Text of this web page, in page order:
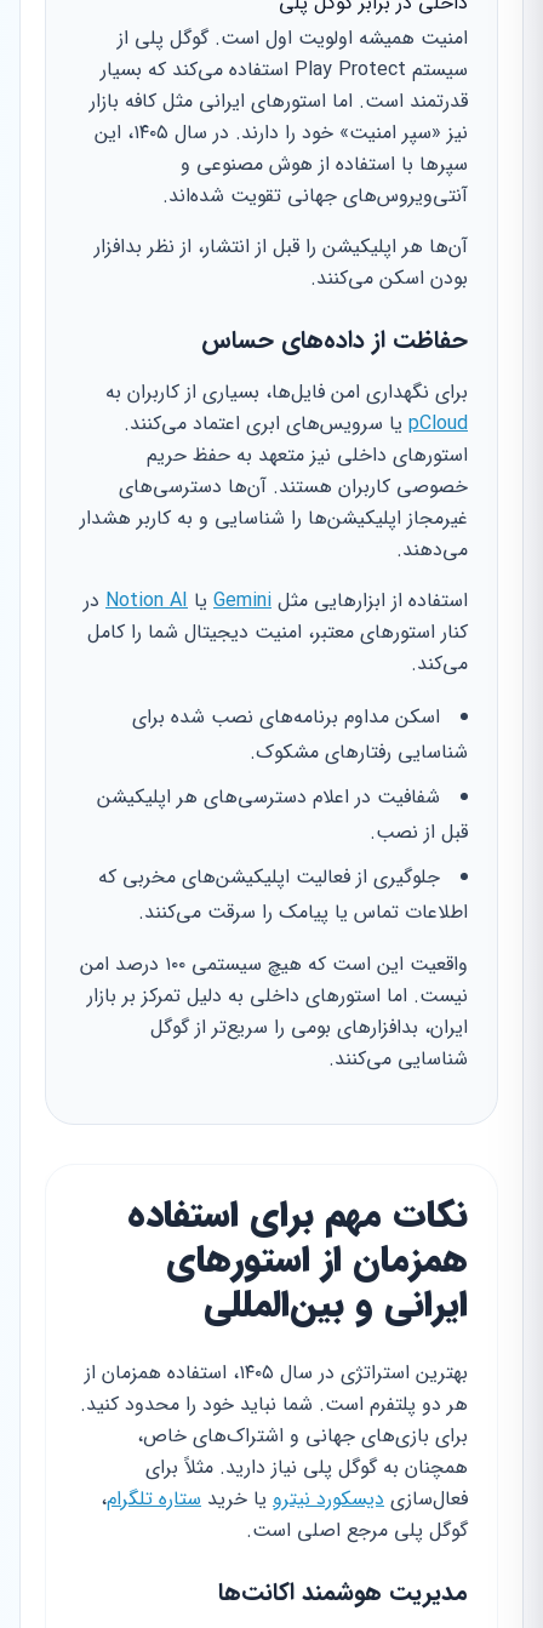
امنیت همیشه اولویت اول است. گوگل پلی از
سیستم Play Protect استفاده می‌کند که بسیار
قدرتمند است. اما استورهای ایرانی مثل کافه بازار
نیز «سپر امنیت» خود را دارند. در سال ۱۴۰۵، این
سپرها با استفاده از هوش مصنوعی و
آنتی‌ویروس‌های جهانی تقویت شده‌اند.
آن‌ها هر اپلیکیشن را قبل از انتشار، از نظر بدافزار
بودن اسکن می‌کنند.
حفاظت از داده‌های حساس
برای نگهداری امن فایل‌ها، بسیاری از کاربران به
pCloud یا سرویس‌های ابری اعتماد می‌کنند.
استورهای داخلی نیز متعهد به حفظ حریم
خصوصی کاربران هستند. آن‌ها دسترسی‌های
غیرمجاز اپلیکیشن‌ها را شناسایی و به کاربر هشدار
می‌دهند.
استفاده از ابزارهایی مثل Gemini یا Notion AI در
کنار استورهای معتبر، امنیت دیجیتال شما را کامل
می‌کند.
اسکن مداوم برنامه‌های نصب شده برای
شناسایی رفتارهای مشکوک.
شفافیت در اعلام دسترسی‌های هر اپلیکیشن
قبل از نصب.
جلوگیری از فعالیت اپلیکیشن‌های مخربی که
اطلاعات تماس یا پیامک را سرقت می‌کنند.
واقعیت این است که هیچ سیستمی ۱۰۰ درصد امن
نیست. اما استورهای داخلی به دلیل تمرکز بر بازار
ایران، بدافزارهای بومی را سریع‌تر از گوگل
شناسایی می‌کنند.
نکات مهم برای استفاده
همزمان از استورهای
ایرانی و بین‌المللی
بهترین استراتژی در سال ۱۴۰۵، استفاده همزمان از
هر دو پلتفرم است. شما نباید خود را محدود کنید.
برای بازی‌های جهانی و اشتراک‌های خاص،
همچنان به گوگل پلی نیاز دارید. مثلاً برای
فعال‌سازی دیسکورد نیترو یا خرید ستاره تلگرام،
گوگل پلی مرجع اصلی است.
مدیریت هوشمند اکانت‌ها